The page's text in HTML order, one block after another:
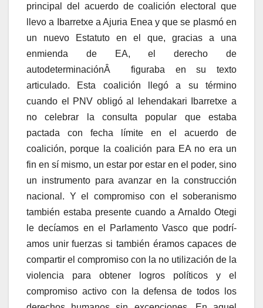
principal del acuerdo de coalición electoral que
llevo a Ibarretxe a Ajuria Enea y que se plasmó en
un nuevo Estatuto en el que, gracias a una
enmienda de EA, el derecho de
autodeterminaciónÂ figuraba en su texto
articulado. Esta coalición llegó a su término
cuando el PNV obligó al lehendakari Ibarretxe a
no celebrar la consulta popular que estaba
pactada con fecha lí­mite en el acuerdo de
coalición, porque la coalición para EA no era un
fin en sí­ mismo, un estar por estar en el poder, sino
un instrumento para avanzar en la construcción
nacional. Y el compromiso con el soberanismo
también estaba presente cuando a Arnaldo Otegi
le decí­amos en el Parlamento Vasco que podrí­
amos unir fuerzas si también éramos capaces de
compartir el compromiso con la no utilización de la
violencia para obtener logros polí­ticos y el
compromiso activo con la defensa de todos los